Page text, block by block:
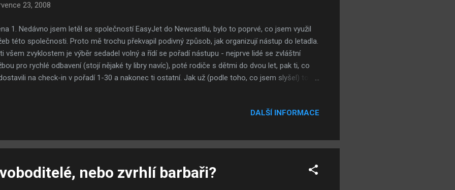
23, 2008
1. Nedávno jsem letěl se společností EasyJet do Newcastlu, bylo to poprvé, co jsem využil
této společnosti. Proto mě trochu překvapil podivný způsob, jak organizují nástup do letadla.
všem zvyklostem je výběr sedadel volný a řídí se pořadí nástupu - nejprve lidé se zvláštní
pro rychlé odbavení (stojí nějaké ty libry navíc), poté rodiče s dětmi do dvou let, pak ti, co
na check-in v pořadí 1-30 a nakonec ti ostatní. Jak už (podle toho, co jsem slyšel) to u
je tu to nešťastné pořadí. Když už hlásili nástup, nejprve měli přednostní právo cestující,
měla pořadí větší než 30 a nezaplatila si přednostní nástup), která byla samozřejmě
a ...
DALŠÍ INFORMACE
nebo zvrhlí barbaři?